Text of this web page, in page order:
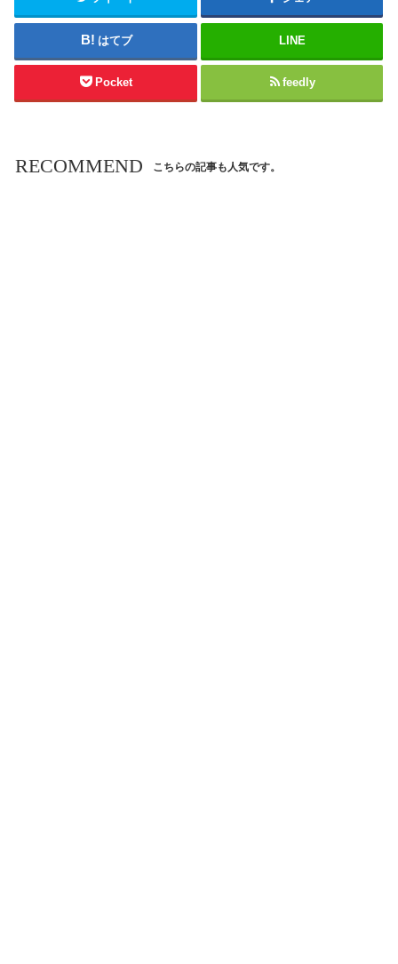
はてブ LINE
Pocket feedly
RECOMMEND こちらの記事も人気です。